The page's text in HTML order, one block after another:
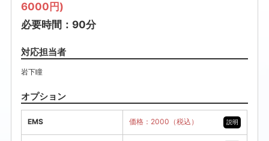
6000円)
必要時間：90分
対応担当者
岩下瞳
オプション
EMS 説明
価格：2000（税込）